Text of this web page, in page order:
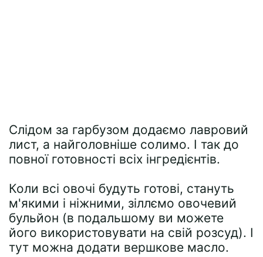
Слідом за гарбузом додаємо лавровий
лист, а найголовніше солимо. І так до
повної готовності всіх інгредієнтів.
Коли всі овочі будуть готові, стануть
м'якими і ніжними, зіллємо овочевий
бульйон (в подальшому ви можете
його використовувати на свій розсуд). І
тут можна додати вершкове масло.